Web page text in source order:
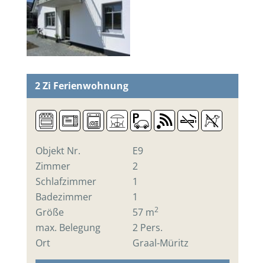
2 Zi Ferienwohnung
Objekt Nr.
E9
Zimmer
2
Schlafzimmer
1
Badezimmer
1
Größe
57 m2
max. Belegung
2 Pers.
Ort
Graal-Müritz